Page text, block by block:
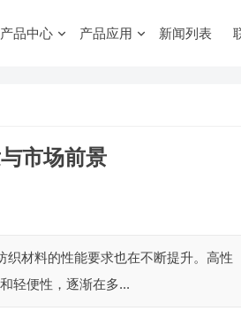
产品中心 产品应用 新闻列表
市场前景
织材料的性能要求也在不断提升。高性
轻便性，逐渐在多...